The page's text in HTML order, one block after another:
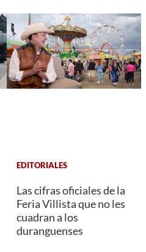
EDITORIALES
Las cifras oficiales de la
Feria Villista que no les
cuadran a los
duranguenses